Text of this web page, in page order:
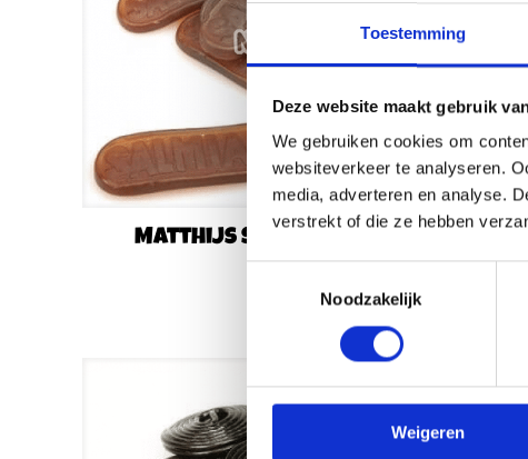
Toestemming
Deze website maakt gebruik
We gebruiken cookies om
websiteverkeer te analyseren.
media, adverteren en analyse.
verstrekt of die ze hebben
Noodzakelijk
Weigeren
Matthijs Salmiak Repen 200
gram